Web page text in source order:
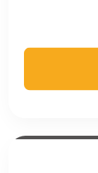
Cookies
Traceurs
bandeau